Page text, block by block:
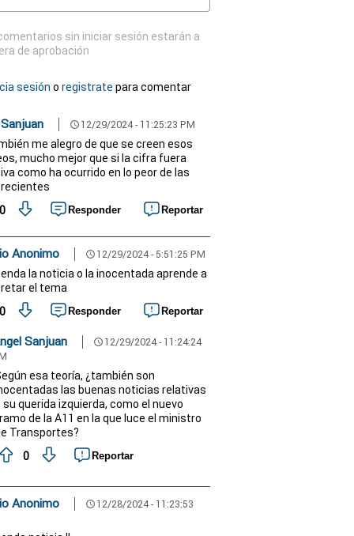
sin iniciar sesión estarán a
de aprobación
sesión o registrate para comentar
schedule 12/29/2024 - 11:25:23 PM
me alegro de que se creen esos
mucho mejor que si la cifra fuera
como ha ocurrido en lo peor de las
0
Responder Reportar
Anonimo schedule 12/29/2024 - 5:51:25 PM
la noticia o la inocentada aprende a
el tema
0
Responder Reportar
Sanjuan schedule 12/29/2024 - 11:24:24
esa teoría, ¿también son
las buenas noticias relativas
su querida izquierda, como el nuevo
de la A11 en la que luce el ministro
Transportes?
0
Reportar
Anonimo schedule 12/28/2024 - 11:23:53